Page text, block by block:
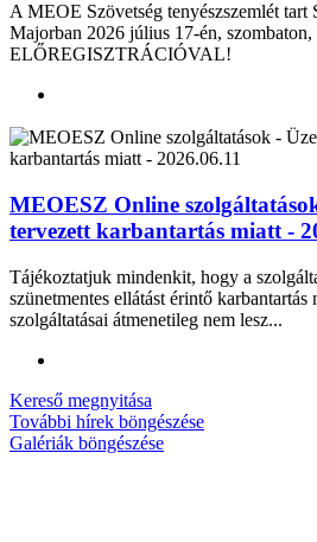
A MEOE Szövetség tenyészszemlét tart
Majorban 2026 július 17-én, szombaton,
ELŐREGISZTRÁCIÓVAL!
MEOESZ Online
tervezett karbantartás miatt -
Tájékoztatjuk mindenkit, hogy a
szünetmentes ellátást érintő
szolgáltatásai átmenetileg nem lesz...
Kereső megnyitása
További hírek böngészése
Galériák böngészése